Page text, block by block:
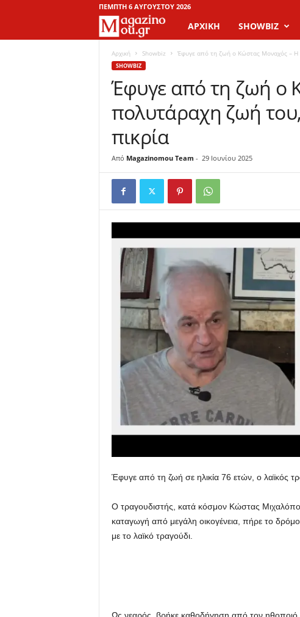
ΠΈΜΠΤΗ 6 ΑΥΓΟΎΣΤΟΥ 2026
a
i
n
M
o
ΑΡΧΙΚΉ SHOWBIZ
Αρχική Showbiz Έφυγε από τη ζωή ο Κώστας Μοναχός – Η
SHOWBIZ
Έφυγε από τη ζωή ο
πολυτάραχη ζωή
πικρία
Από Magazinomou Team - 29 Ιουνίου 2025
Έφυγε από τη ζωή σε ηλικία 76 ετών, ο λαϊκός
Ο τραγουδιστής, κατά κόσμον Κώστας
καταγωγή από μεγάλη οικογένεια, πήρε το
με το λαϊκό τραγούδι.